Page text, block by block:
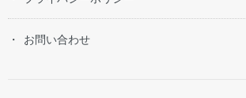
お問い合わせ